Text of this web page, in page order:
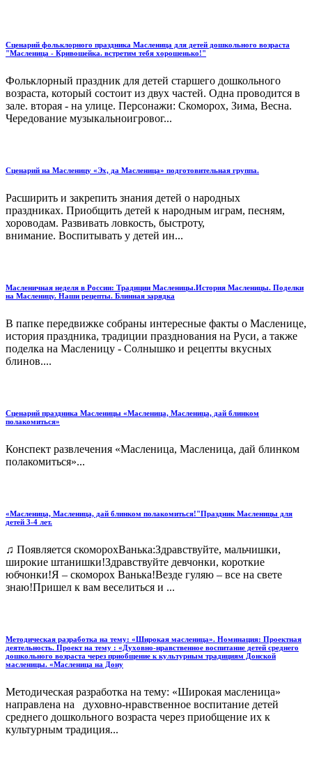
Сценарий фольклорного праздника Масленица для детей дошкольного возраста
"Масленица - Кривошейка. встретим тебя хорошенько!"
Фольклорный праздник для детей старшего дошкольного
возраста, который состоит из двух частей. Одна проводится в
зале. вторая - на улице. Персонажи: Скоморох, Зима, Весна.
Чередование музыкальноигровог...
Сценарий на Масленицу «Эх, да Масленица» подготовительная группа.
Расширить и закрепить знания детей о народных
праздниках. Приобщить детей к народным играм, песням,
хороводам. Развивать ловкость, быстроту,
внимание. Воспитывать у детей ин...
Масленичная неделя в России: Традиции Масленицы.История Масленицы. Поделки
на Масленицу. Наши рецепты. Блинная зарядка
В папке передвижке собраны интересные факты о Масленице,
история праздника, традиции празднования на Руси, а также
поделка на Масленицу - Солнышко и рецепты вкусных
блинов....
Сценарий праздника Масленицы «Масленица, Масленица, дай блинком
полакомиться»
Конспект развлечения «Масленица, Масленица, дай блинком
полакомиться»...
«Масленица, Масленица, дай блинком полакомиться!"Праздник Масленицы для
детей 3-4 лет.
♫ Появляется скоморохВанька:Здравствуйте, мальчишки,
широкие штанишки!Здравствуйте девчонки, короткие
юбчонки!Я – скоморох Ванька!Везде гуляю – все на свете
знаю!Пришел к вам веселиться и ...
Методическая разработка на тему: «Широкая масленица». Номинация: Проектная
деятельность. Проект на тему : «Духовно-нравственное воспитание детей среднего
дошкольного возраста через приобщение к культурным традициям Донской
масленицы. «Масленица на Дону
Методическая разработка на тему: «Широкая масленица»
направлена на духовно-нравственное воспитание детей
среднего дошкольного возраста через приобщение их к
культурным традиция...